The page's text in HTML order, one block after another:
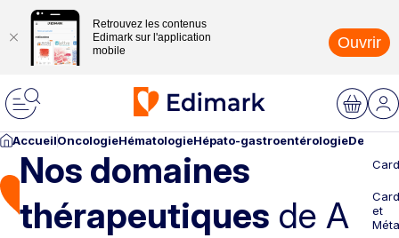
Retrouvez les contenus
Edimark sur l'application
mobile
Ouvrir
AccueilOncologieHématologieHépato-gastroentérologie
Nos domaines
thérapeutiques de A
et